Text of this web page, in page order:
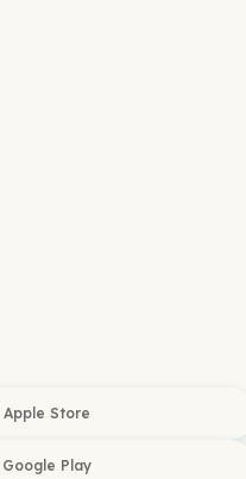
Apple Store
Google Play